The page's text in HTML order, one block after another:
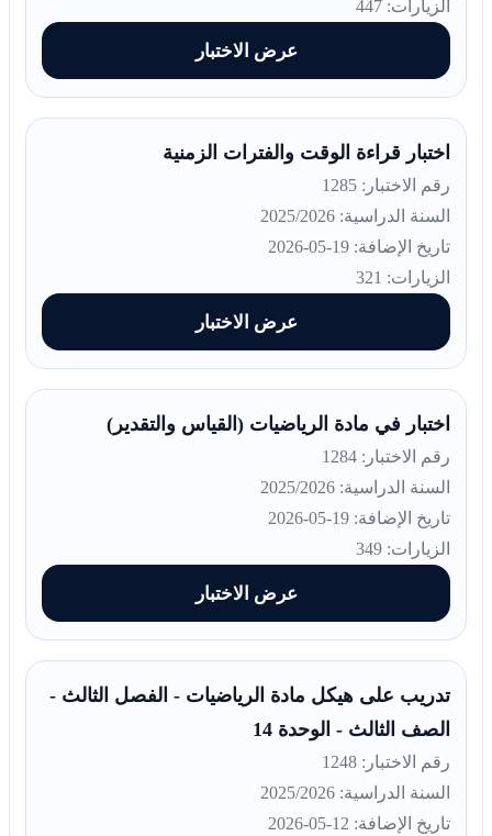
الزيارات: 447
عرض الاختبار
اختبار قراءة الوقت والفترات الزمنية
رقم الاختبار: 1285
السنة الدراسية: 2025/2026
تاريخ الإضافة: 19-05-2026
الزيارات: 321
عرض الاختبار
اختبار في مادة الرياضيات (القياس والتقدير)
رقم الاختبار: 1284
السنة الدراسية: 2025/2026
تاريخ الإضافة: 19-05-2026
الزيارات: 349
عرض الاختبار
تدريب على هيكل مادة الرياضيات - الفصل الثالث -
الصف الثالث - الوحدة 14
رقم الاختبار: 1248
السنة الدراسية: 2025/2026
تاريخ الإضافة: 12-05-2026